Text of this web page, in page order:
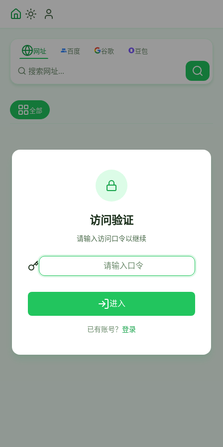
网址 百度 谷歌 豆包
全部
访问验证
请输入访问口令以继续
进入
已有账号？ 登录